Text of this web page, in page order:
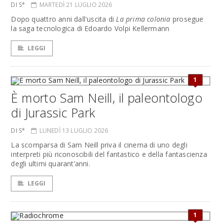
DI S* MARTEDÌ 21 LUGLIO 2026
Dopo quattro anni dall'uscita diLa prima colonia prosegue
la saga tecnologica di Edoardo Volpi Kellermann
LEGGI
1
È morto Sam Neill, il paleontologo
di Jurassic Park
DI S* LUNEDÌ 13 LUGLIO 2026
La scomparsa di Sam Neill priva il cinema di uno degli
interpreti più riconoscibili del fantastico e della fantascienza
degli ultimi quarant’anni.
LEGGI
1